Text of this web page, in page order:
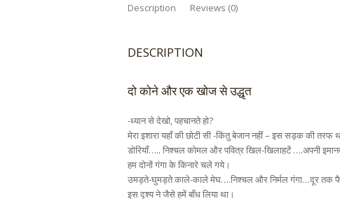
Description Reviews (0)
DESCRIPTION
दो कोने और एक खोज से उद्धृत
-ध्यान से देखो, पहचानते हो?
मेरा इशारा यहाँ की छोटी सी -किंतु बेजान नहीं – इस सड़क की
डोरियाँ….. निश्चल कोमल और पवित्र खिल-खिलाहटें ….अपनी
हम दोनों गंगा के किनारे चले गये।
उमड़ते-घुमड़ते काले-काले मेघ….निश्चल और निर्मल गंगा…दूर तक
इस दृश्य ने जैसे हमें बाँध लिया था।